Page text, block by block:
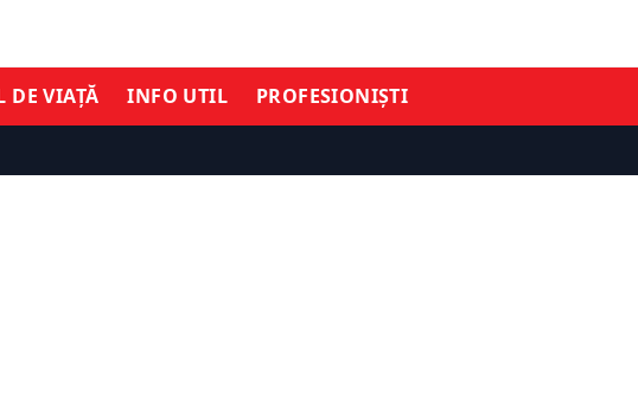
DE VIAȚĂ INFO UTIL PROFESIONIȘTI